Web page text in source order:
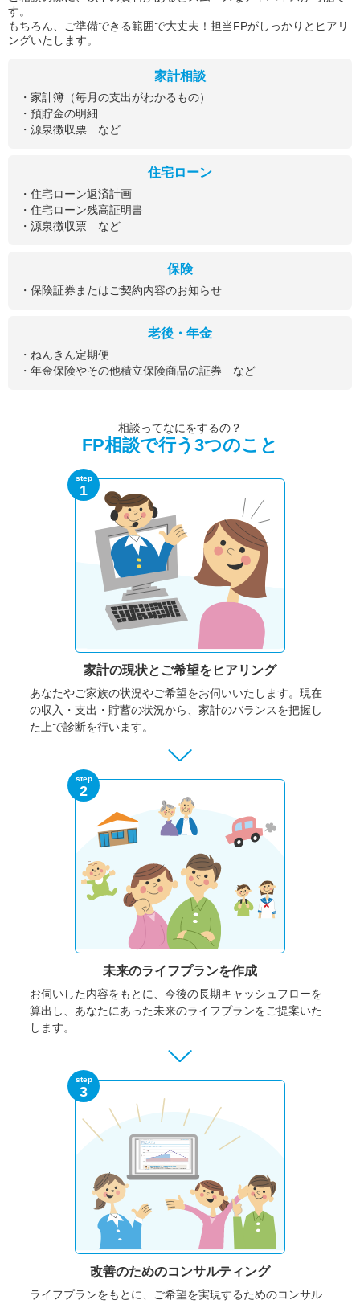
す。
もちろん、ご準備できる範囲で大丈夫！担当FPがしっかりとヒアリ
ングいたします。
家計相談
・家計簿（毎月の支出がわかるもの）
・預貯金の明細
・源泉徴収票 など
住宅ローン
・住宅ローン返済計画
・住宅ローン残高証明書
・源泉徴収票 など
保険
・保険証券またはご契約内容のお知らせ
老後・年金
・ねんきん定期便
・年金保険やその他積立保険商品の証券 など
相談ってなにをするの？
FP相談で行う3つのこと
step
1
家計の現状と ご希望をヒアリング
あなたやご家族の状況やご希望をお伺いいたします。 現在
の収入・支出・貯蓄の状況から、家計のバランスを把握し
た上で診断を行います。
step
2
未来のライフプランを作成
お伺いした内容をもとに、今後の長期キャッシュフローを
算出し、あなたにあった未来のライフプランをご提案いた
します。
step
3
改善のためのコンサルティング
ライフプランをもとに、ご希望を実現するためのコンサル